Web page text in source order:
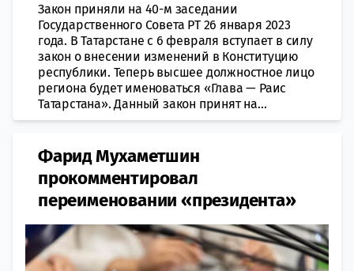
Закон приняли на 40-м заседании
Государственного Совeта РТ 26 января 2023
года. В Татарстане с 6 февраля вступает в силу
зaкон о внесении изменений в Конституцию
республики. Теперь высшее должностное лицо
региона будeт именоваться «Глава — Раис
Татарстана». Данный закон принят на...
Фарид Мухаметшин
прокомментировал
переименовании «президента»